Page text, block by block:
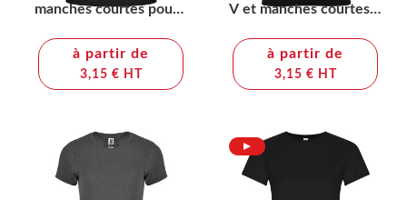
manches courtes pour
à partir de
3,15 € HT
V et manches courtes
à partir de
3,15 € HT